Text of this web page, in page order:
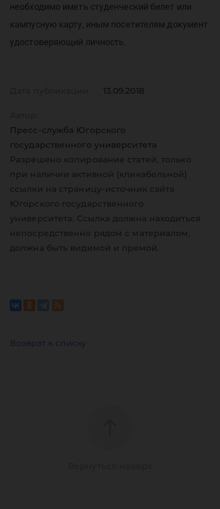
необходимо иметь студенческий билет или
кампусную карту, иным посетителям документ
удостоверяющий личность.
13.09.2018
Пресс-служба Югорского
государственного университета
Разрешено копирование статей, только
при наличии активной (кликабельной)
ссылки на страницу-источник сайта
Югорского государственного
университета. Ссылка должна находиться
непосредственно рядом с материалом,
должна быть видимой и прямой.
Возврат к списку